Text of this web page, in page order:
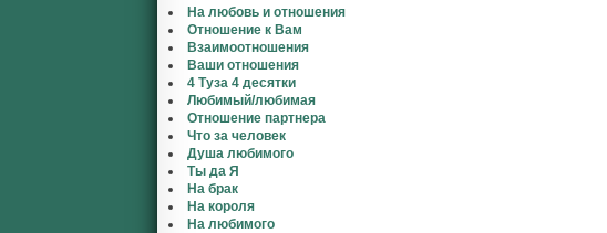
На любовь и отношения
Отношение к Вам
Взаимоотношения
Ваши отношения
4 Туза 4 десятки
Любимый/любимая
Отношение партнера
Что за человек
Душа любимого
Ты да Я
На брак
На короля
На любимого